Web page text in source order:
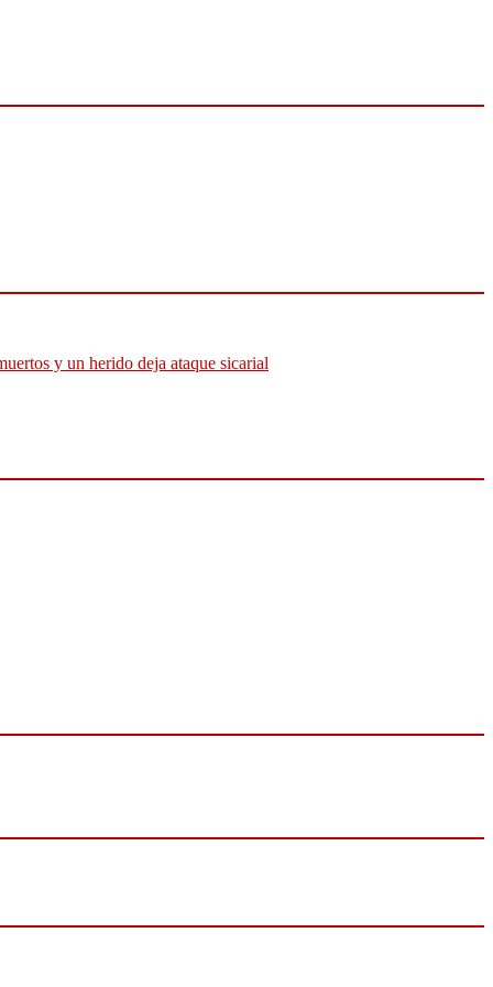
y un herido deja ataque sicarial